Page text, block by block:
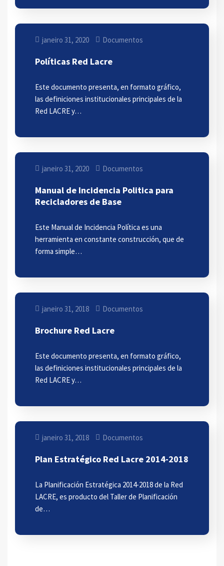
janeiro 31, 2020 Documentos
Políticas Red Lacre
Este documento presenta, en formato gráfico,
las definiciones institucionales principales de la
Red LACRE y…
janeiro 31, 2020 Documentos
Manual de Incidencia Politica para
Recicladores de Base
Este Manual de Incidencia Política es una
herramienta en constante construcción, que de
forma simple…
janeiro 31, 2018 Documentos
Brochure Red Lacre
Este documento presenta, en formato gráfico,
las definiciones institucionales principales de la
Red LACRE y…
janeiro 31, 2018 Documentos
Plan Estratégico Red Lacre 2014-2018
La Planificación Estratégica 2014-2018 de la Red
LACRE, es producto del Taller de Planificación
de…